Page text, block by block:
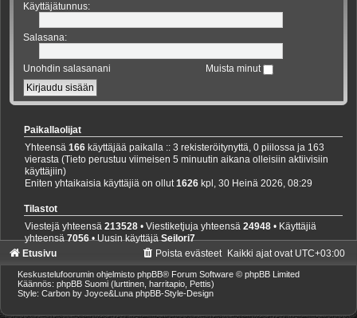
Käyttäjätunnus:
Salasana:
Unohdin salasanani Muista minut
Paikallaolijat
Yhteensä166 käyttäjää paikalla :: 3 rekisteröitynyttä, 0 piilossa ja 163
vierasta (Tieto perustuu viimeisen 5 minuutin aikana olleisiin aktiivisiin
käyttäjiin)
Eniten yhtaikaisia käyttäjiä on ollut1626 kpl, 30 Heinä 2026, 08:29
Tilastot
Viestejä yhteensä213528 • Viestiketjuja yhteensä24948 • Käyttäjiä
yhteensä7056• Uusin käyttäjäSeilori7
Etusivu
Kaikki ajat ovat UTC+03:00
Poista evästeet
Keskustelufoorumin ohjelmisto phpBB® Forum Software © phpBB Limited
Käännös: phpBB Suomi (lurttinen, harritapio, Pettis)
Style: Carbon by Joyce&Luna phpBB-Style-Design